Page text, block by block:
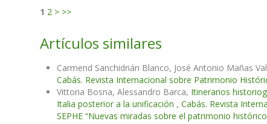
1 2 > >>
Artículos similares
Carmend Sanchidrián Blanco, José Antonio Mañas
Cabás. Revista Internacional sobre Patrimonio
Vittoria Bosna, Alessandro Barca, Itinerarios
Italia posterior a la unificación , Cabás. Revista
SEPHE “Nuevas miradas sobre el patrimonio